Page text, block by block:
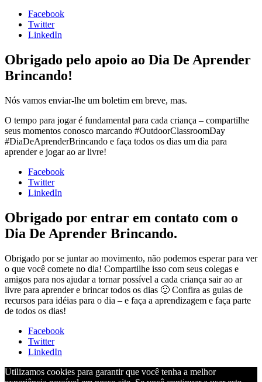
Facebook
Twitter
LinkedIn
Obrigado pelo apoio ao Dia De Aprender
Brincando!
Nós vamos enviar-lhe um boletim em breve, mas.
O tempo para jogar é fundamental para cada criança – compartilhe
seus momentos conosco marcando #OutdoorClassroomDay
#DiaDeAprenderBrincando e faça todos os dias um dia para
aprender e jogar ao ar livre!
Facebook
Twitter
LinkedIn
Obrigado por entrar em contato com o
Dia De Aprender Brincando.
Obrigado por se juntar ao movimento, não podemos esperar para ver
o que você comete no dia! Compartilhe isso com seus colegas e
amigos para nos ajudar a tornar possível a cada criança sair ao ar
livre para aprender e brincar todos os dias 🙂 Confira as guias de
recursos para idéias para o dia – e faça a aprendizagem e faça parte
de todos os dias!
Facebook
Twitter
LinkedIn
Utilizamos cookies para garantir que você tenha a melhor